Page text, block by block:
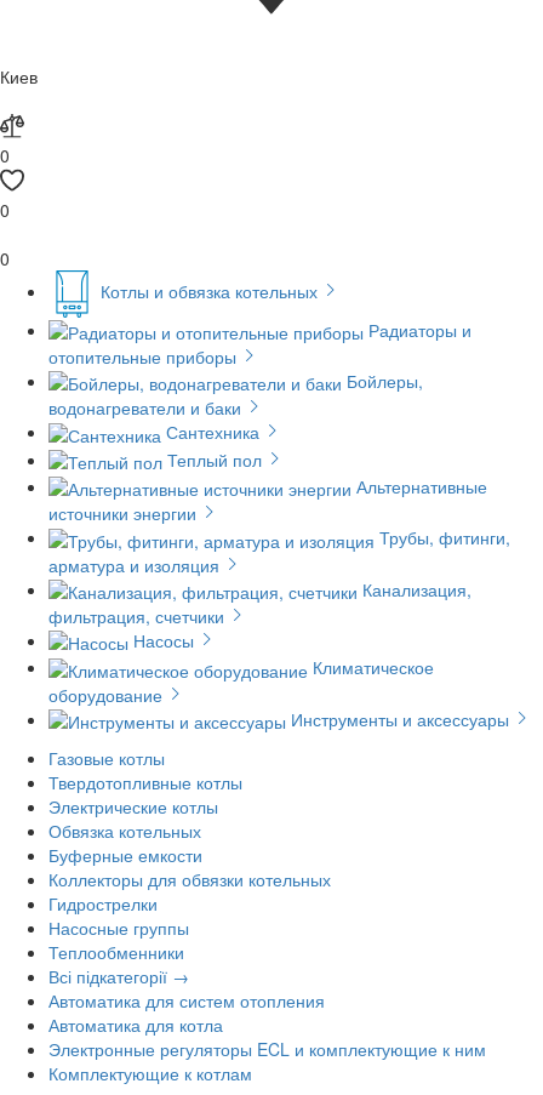
Киев
0
0
0
Котлы и обвязка котельных
Радиаторы и
отопительные приборы
Бойлеры,
водонагреватели и баки
Сантехника
Теплый пол
Альтернативные
источники энергии
Трубы, фитинги,
арматура и изоляция
Канализация,
фильтрация, счетчики
Насосы
Климатическое
оборудование
Инструменты и аксессуары
Газовые котлы
Твердотопливные котлы
Электрические котлы
Обвязка котельных
Буферные емкости
Коллекторы для обвязки котельных
Гидрострелки
Насосные группы
Теплообменники
Всі підкатегорії →
Автоматика для систем отопления
Автоматика для котла
Электронные регуляторы ECL и комплектующие к ним
Комплектующие к котлам